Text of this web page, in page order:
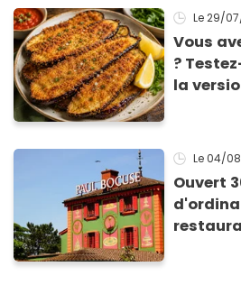
Le 29/
Vous
?
la
Le 04/
Ouvert